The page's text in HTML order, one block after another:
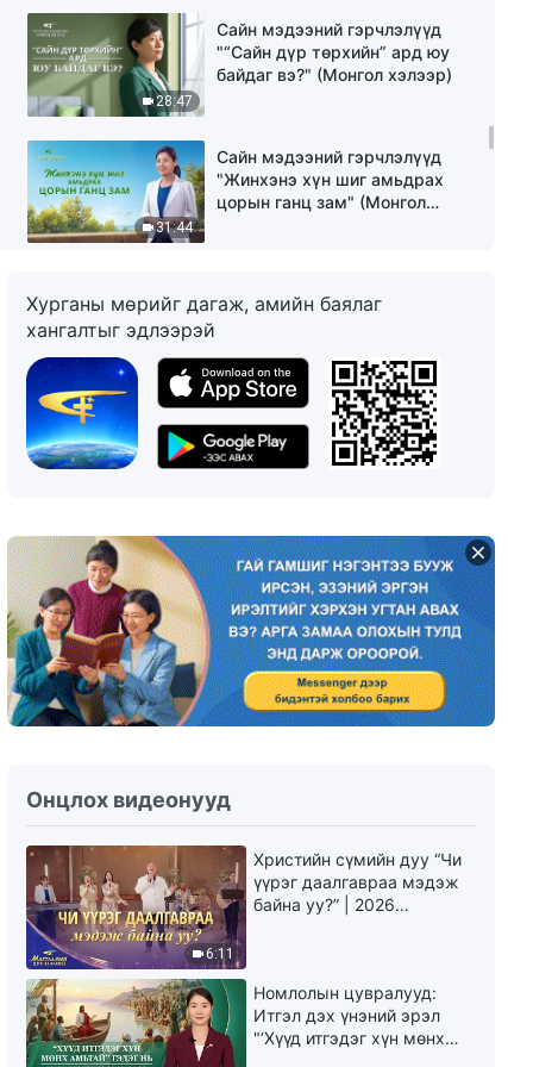
28:47
Сайн мэдээний гэрчлэлүүд
"“Сайн дүр төрхийн” ард юу
байдаг вэ?" (Mонгол хэлээр)
31:44
Сайн мэдээний гэрчлэлүүд
"Жинхэнэ хүн шиг амьдрах
цорын ганц зам" (Mонгол
"Хариуцлагаас айхаа болилоо"
Сайн мэдээний гэрчлэлүүд
"Алдар нэрийн төлөөх ширүүн
тэмцэл минь баяртай"
33:07
Сайн мэдээний гэрчлэлүүд
"Ачаа бол Бурханы ерөөл"
(Mонгол хэлээр)
Сайн мэдээний гэрчлэлүүд
"Чимээгүй байдлын цаана"
(Mонгол хэлээр)
"Ээж шоронд байсан өдрүүд"
(Mонгол хэлээр)
39:56
Христэд итгэгчдийн
туршлагын тухай гэрчлэл
"Сонгуульд ялагдсаны дараах
эргэцүүлэл" (Mонгол хэлээр)
Христэд итгэгчдийн
Хурганы мөрийг дагаж, амийн баялаг
хангалтыг эдлээрэй
Онцлох видеонууд
6:11
Христийн сүмийн дуу “Чи
үүрэг даалгавраа мэдэж
байна уу?” | 2026
Номлолын цувралууд:
Итгэл дэх үнэний эрэл
"‘Хүүд итгэдэг хүн мөнх